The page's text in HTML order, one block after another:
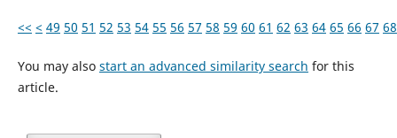
<< < 49 50 51 52 53 54 55 56 57 58 59 60 61 62 63 64 65 66 67 68
You may also start an advanced similarity search for this
article.